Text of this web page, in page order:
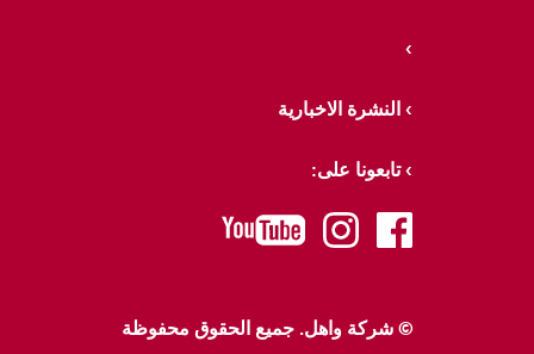
النشرة الاخبارية
تابعونا على:
facebook
instagram
youtube
© شركة واهل. جميع الحقوق محفوظة